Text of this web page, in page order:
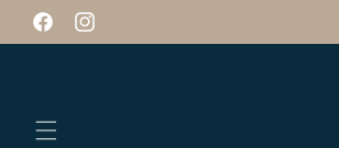
zum
Inhalt
FacebookInstagram